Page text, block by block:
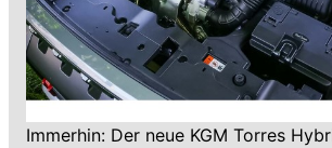
Immerhin: Der neue KGM Torres